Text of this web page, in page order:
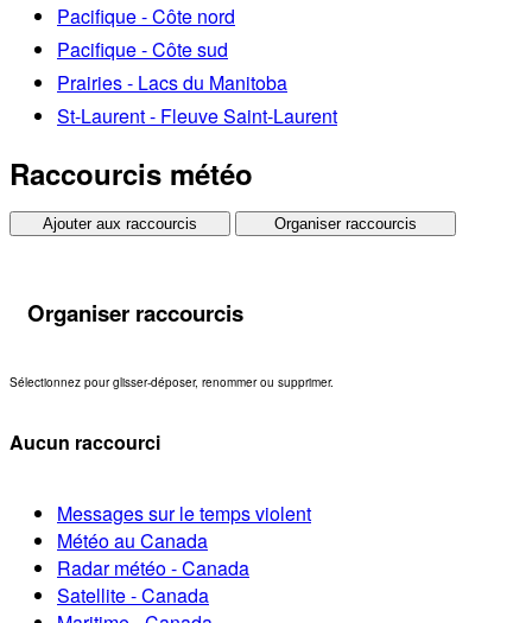
Pacifique - Côte nord
Pacifique - Côte sud
Prairies - Lacs du Manitoba
St-Laurent - Fleuve Saint-Laurent
Raccourcis météo
Ajouter aux raccourcis Organiser raccourcis
Organiser raccourcis
Sélectionnez pour glisser-déposer, renommer ou supprimer.
Aucun raccourci
Messages sur le temps violent
Météo au Canada
Radar météo - Canada
Satellite - Canada